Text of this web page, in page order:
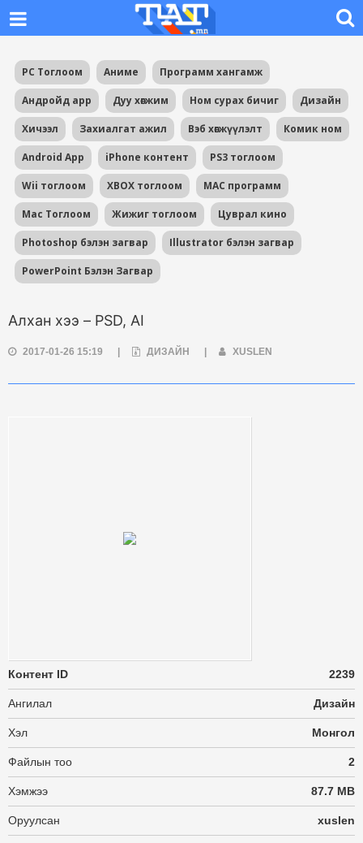
PC Тоглоом Аниме Программ хангамж
Андройд app Дуу хөгжим Ном сурах бичиг Дизайн
Хичээл Захиалгат ажил Вэб хөгжүүлэлт Комик ном
Android App iPhone контент PS3 тоглоом
Wii тоглоом XBOX тоглоом MAC программ
Mac Тоглоом Жижиг тоглоом Цуврал кино
Photoshop бэлэн загвар Illustrator бэлэн загвар
PowerPoint Бэлэн Загвар
Алхан хээ – PSD, AI
2017-01-26 15:19 ДИЗАЙН XUSLEN
Контент ID 2239
Ангилал Дизайн
Хэл Монгол
Файлын тоо 2
Хэмжээ 87.7 MB
Оруулсан xuslen